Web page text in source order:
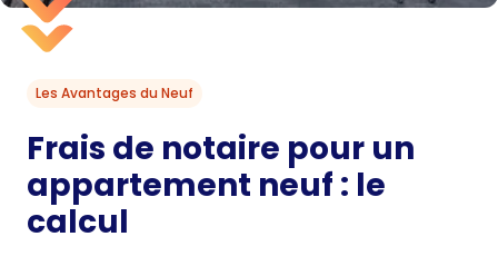
Les Avantages du Neuf
Frais de notaire pour un
appartement neuf : le
calcul